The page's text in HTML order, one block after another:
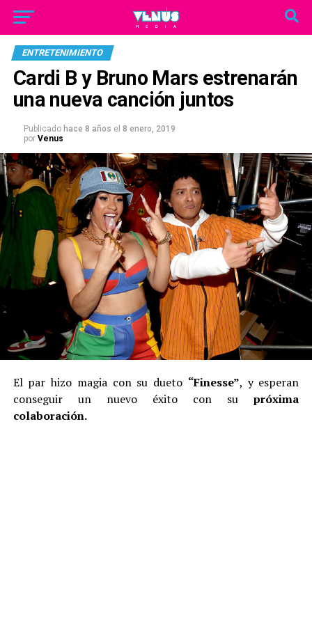
ENTRETENIMIENTO
Cardi B y Bruno Mars estrenarán
una nueva canción juntos
Publicado hace 8 años el 8 enero, 2019
por Venus
El par hizo magia con su dueto “Finesse”, y esperan
conseguir un nuevo éxito con supróxima
colaboración.